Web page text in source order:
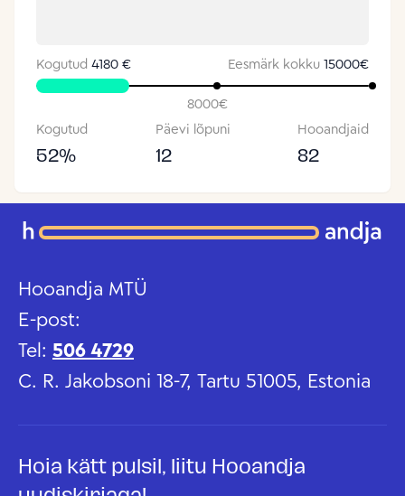
Kogutud 4180 € Eesmärk kokku 15000€
8000€
Kogutud
52%
Päevi lõpuni
12
Hooandjaid
82
Hooandja MTÜ
E-post:
Tel: 506 4729
C. R. Jakobsoni 18-7, Tartu 51005, Estonia
Hoia kätt pulsil, liitu Hooandja